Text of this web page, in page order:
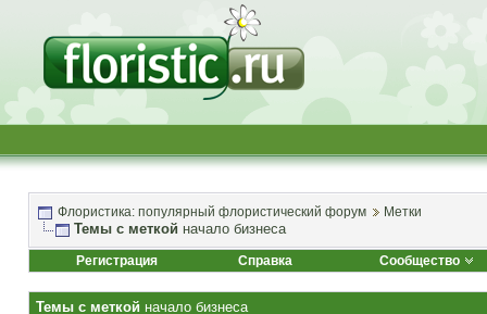
Флористика: популярный флористический форум Метки
Темы с меткой начало бизнеса
Регистрация Справка Сообщество
Темы с меткой начало бизнеса